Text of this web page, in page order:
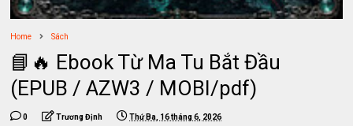
Home Sách
📘🔥 Ebook Từ Ma Tu Bắt Đầu
(EPUB / AZW3 / MOBI/pdf)
0 Trương Định Thứ Ba, 16 tháng 6, 2026